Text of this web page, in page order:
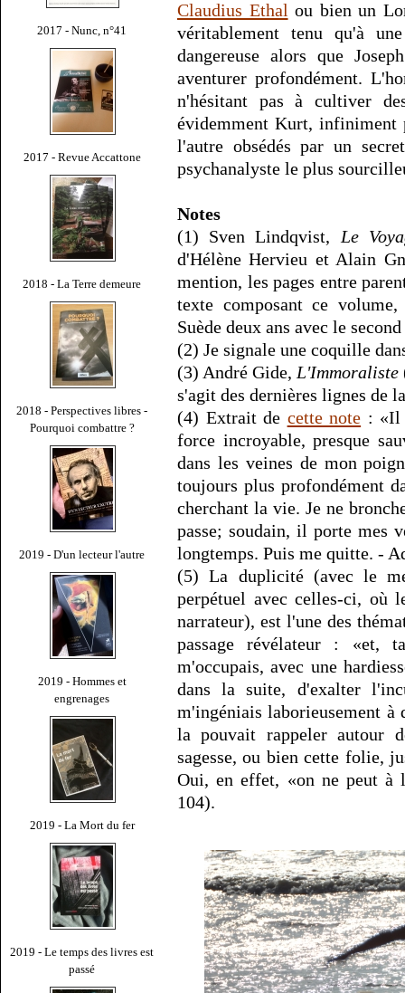
2017 - Nunc, n°41
2017 - Revue Accattone
2018 - La Terre demeure
2018 - Perspectives libres -
Pourquoi combattre ?
2019 - D'un lecteur l'autre
2019 - Hommes et
engrenages
2019 - La Mort du fer
2019 - Le temps des livres est
passé
Claudius Ethal ou bien un
véritablement tenu qu'à
dangereuse alors que
aventurer profondément.
n'hésitant pas à cultiver
évidemment Kurt, infiniment
l'autre obsédés par un
psychanalyste le plus
Notes
(1) Sven Lindqvist, Le
d'Hélène Hervieu et Alain
mention, les pages entre
texte composant ce
Suède deux ans avec le
(2) Je signale une coquille
(3) André Gide, L'Immoraliste
s'agit des dernières lignes de
(4) Extrait de cette note : «Il
force incroyable, presque
dans les veines de mon
toujours plus profondément
cherchant la vie. Je ne
passe; soudain, il porte mes
longtemps. Puis me quitte. -
(5) La duplicité (avec le
perpétuel avec celles-ci, où
narrateur), est l'une des
passage révélateur : «et,
m'occupais, avec une
dans la suite, d'exalter
m'ingéniais laborieusement
la pouvait rappeler autour
sagesse, ou bien cette folie,
Oui, en effet, «on ne peut à
104).